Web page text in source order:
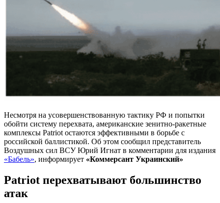
Несмотря на усовершенствованную тактику РФ и попытки
обойти систему перехвата, американские зенитно-ракетные
комплексы Patriot остаются эффективными в борьбе с
российской баллистикой. Об этом сообщил представитель
Воздушных сил ВСУ Юрий Игнат в комментарии для издания
«Бабель», информирует «Коммерсант Украинский»
Patriot перехватывают большинство
атак